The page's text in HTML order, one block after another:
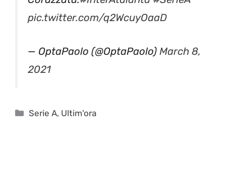
pic.twitter.com/q2WcuyOaaD
— OptaPaolo (@OptaPaolo) March 8,
2021
Categorie
Serie A, Ultim'ora